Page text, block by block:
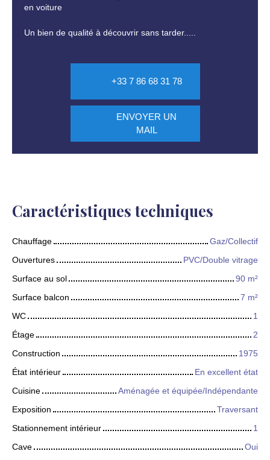
en voiture
Un bien de qualité à découvrir sans tarder.....
+33 7 86 68 31 78
ENVOYER UN
MAIL
Caractéristiques techniques
Chauffage
Gaz/Collectif
Ouvertures
PVC/Double vitrage
Surface au sol
90 m²
Surface balcon
7 m²
WC
1
Étage
2
Construction
1975
État intérieur
En excellent état
Cuisine
Aménagée et équipée/Indépendante
Exposition
Traversant
Stationnement intérieur
1
Cave
Oui